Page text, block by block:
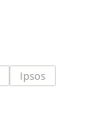
Ipsos